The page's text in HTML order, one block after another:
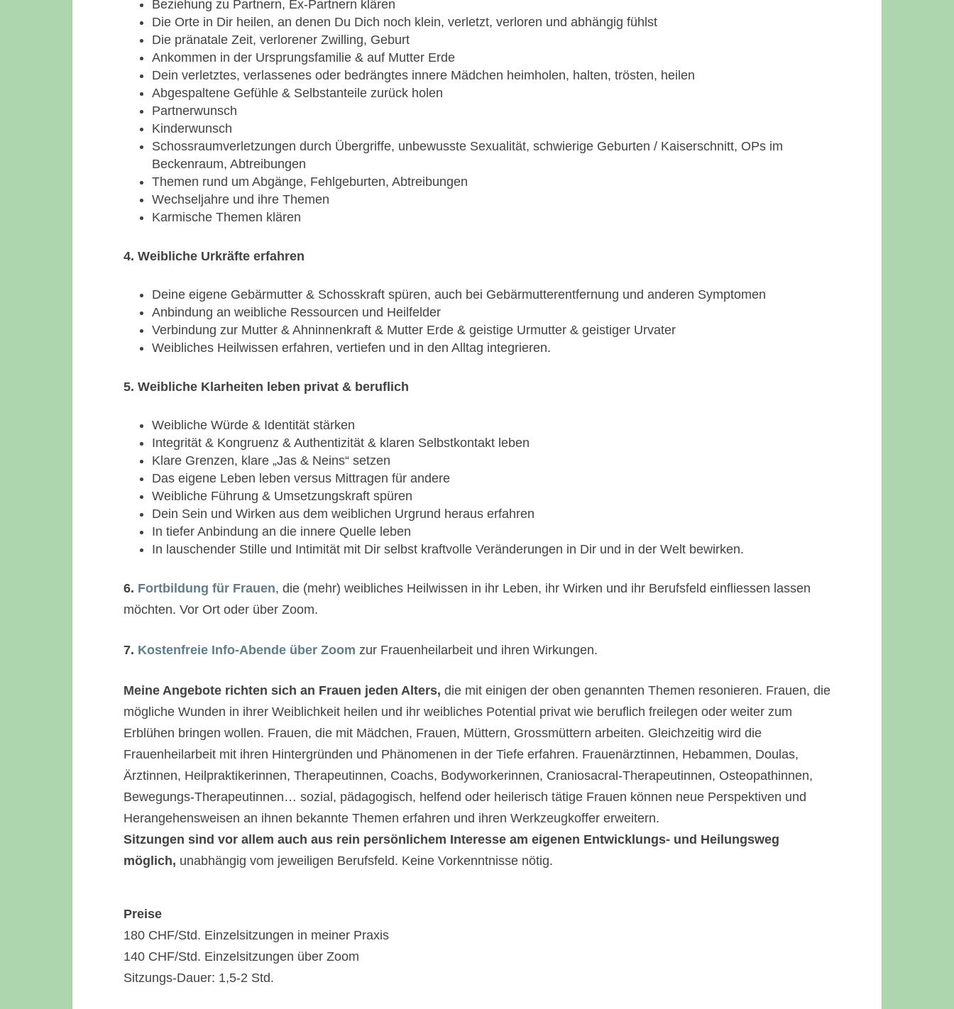
Beziehung zu Partnern, Ex-Partnern klären
Die Orte in Dir heilen, an denen Du Dich noch klein, verletzt, verloren und abhängig fühlst
Die pränatale Zeit, verlorener Zwilling, Geburt
Ankommen in der Ursprungsfamilie & auf Mutter Erde
Dein verletztes, verlassenes oder bedrängtes innere Mädchen heimholen, halten, trösten, heilen
Abgespaltene Gefühle & Selbstanteile zurück holen
Partnerwunsch
Kinderwunsch
Schossraumverletzungen durch Übergriffe, unbewusste Sexualität, schwierige Geburten / Kaiserschnitt, OPs im
Beckenraum, Abtreibungen
Themen rund um Abgänge, Fehlgeburten, Abtreibungen
Wechseljahre und ihre Themen
Karmische Themen klären
4. Weibliche Urkräfte erfahren
Deine eigene Gebärmutter & Schosskraft spüren, auch bei Gebärmutterentfernung und anderen Symptomen
Anbindung an weibliche Ressourcen und Heilfelder
Verbindung zur Mutter & Ahninnenkraft & Mutter Erde & geistige Urmutter & geistiger Urvater
Weibliches Heilwissen erfahren, vertiefen und in den Alltag integrieren.
5. Weibliche Klarheiten leben privat & beruflich
Weibliche Würde & Identität stärken
Integrität & Kongruenz & Authentizität & klaren Selbstkontakt leben
Klare Grenzen, klare „Jas & Neins“ setzen
Das eigene Leben leben versus Mittragen für andere
Weibliche Führung & Umsetzungskraft spüren
Dein Sein und Wirken aus dem weiblichen Urgrund heraus erfahren
In tiefer Anbindung an die innere Quelle leben
In lauschender Stille und Intimität mit Dir selbst kraftvolle Veränderungen in Dir und in der Welt bewirken.
6. Fortbildung für Frauen, die (mehr) weibliches Heilwissen in ihr Leben, ihr Wirken und ihr Berufsfeld einfliessen lassen
möchten. Vor Ort oder über Zoom.
7. Kostenfreie Info-Abende über Zoom zur Frauenheilarbeit und ihren Wirkungen.
Meine Angebote richten sich an Frauen jeden Alters, die mit einigen der oben genannten Themen resonieren. Frauen, die
mögliche Wunden in ihrer Weiblichkeit heilen und ihr weibliches Potential privat wie beruflich freilegen oder weiter zum
Erblühen bringen wollen. Frauen, die mit Mädchen, Frauen, Müttern, Grossmüttern arbeiten. Gleichzeitig wird die
Frauenheilarbeit mit ihren Hintergründen und Phänomenen in der Tiefe erfahren. Frauenärztinnen, Hebammen, Doulas,
Ärztinnen, Heilpraktikerinnen, Therapeutinnen, Coachs, Bodyworkerinnen, Craniosacral-Therapeutinnen, Osteopathinnen,
Bewegungs-Therapeutinnen… sozial, pädagogisch, helfend oder heilerisch tätige Frauen können neue Perspektiven und
Herangehensweisen an ihnen bekannte Themen erfahren und ihren Werkzeugkoffer erweitern.
Sitzungen sind vor allem auch aus rein persönlichem Interesse am eigenen Entwicklungs- und Heilungsweg
möglich, unabhängig vom jeweiligen Berufsfeld. Keine Vorkenntnisse nötig.
Preise
180 CHF/Std. Einzelsitzungen in meiner Praxis
140 CHF/Std. Einzelsitzungen über Zoom
Sitzungs-Dauer: 1,5-2 Std.